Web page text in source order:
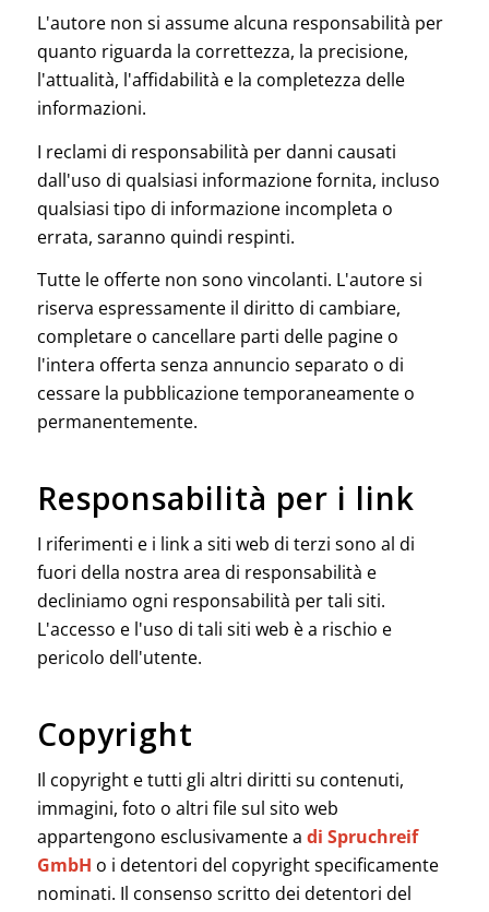
L'autore non si assume alcuna responsabilità per
quanto riguarda la correttezza, la precisione,
l'attualità, l'affidabilità e la completezza delle
informazioni.
I reclami di responsabilità per danni causati
dall'uso di qualsiasi informazione fornita, incluso
qualsiasi tipo di informazione incompleta o
errata, saranno quindi respinti.
Tutte le offerte non sono vincolanti. L'autore si
riserva espressamente il diritto di cambiare,
completare o cancellare parti delle pagine o
l'intera offerta senza annuncio separato o di
cessare la pubblicazione temporaneamente o
permanentemente.
Responsabilità per i link
I riferimenti e i link a siti web di terzi sono al di
fuori della nostra area di responsabilità e
decliniamo ogni responsabilità per tali siti.
L'accesso e l'uso di tali siti web è a rischio e
pericolo dell'utente.
Copyright
Il copyright e tutti gli altri diritti su contenuti,
immagini, foto o altri file sul sito web
appartengono esclusivamente a di Spruchreif
GmbH o i detentori del copyright specificamente
nominati. Il consenso scritto dei detentori del